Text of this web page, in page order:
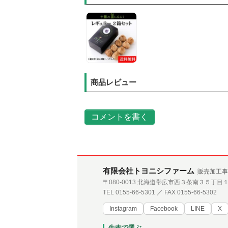
商品レビュー
コメントを書く
有限会社トヨニシファーム 販売加工
〒080-0013 北海道帯広市西３条南３５丁目
TEL 0155-66-5301 ／ FAX 0155-66-5302
Instagram Facebook LINE X